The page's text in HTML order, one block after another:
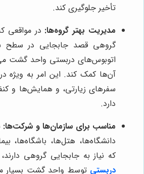
تأخیر جلوگیری کند.
مدیریت بهتر گروه‌ها: در مواقعی
گروهی قصد جابجایی در سطح
اتوبوس‌های دربستی واحد گشت
آن‌ها کمک کند. این امر به ویژه
سفرهای زیارتی، و همایش‌ها و
دارد.
مناسب برای سازمان‌ها و شرکت‌ها:
دانشگاه‌ها، هتل‌ها، باشگاه‌ها،
که نیاز به جابجایی گروهی
دربستی توسط واحد گشت بسیار